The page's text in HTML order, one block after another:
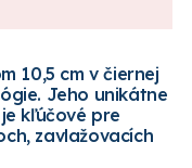
10,5 cm v čiernej
Jeho unikátne
kľúčové pre
zavlažovacích